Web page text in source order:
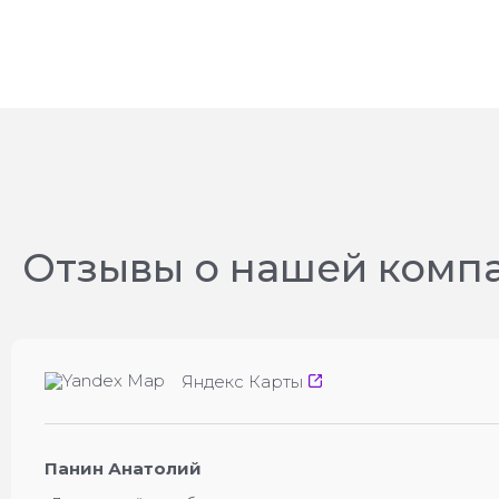
Отзывы о нашей
Яндекс Карты
Панин Анатолий